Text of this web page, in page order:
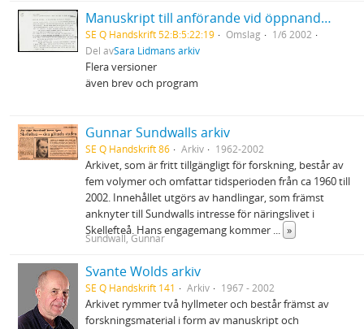
Manuskript till anförande vid öppnandet av den nordiska kongressen inom obstetrik och gynekologi i Umeå
SE Q Handskrift 52:B:5:22:19 Omslag
1/6 2002
Del avSara Lidmans arkiv
Flera versioner
även brev och program
Gunnar Sundwalls arkiv
SE Q Handskrift 86 Arkiv 1962-2002
Arkivet, som är fritt tillgängligt för forskning, består av
fem volymer och omfattar tidsperioden från ca 1960 till
2002. Innehållet utgörs av handlingar, som främst
anknyter till Sundwalls intresse för näringslivet i
Skellefteå. Hans engagemang kommer ... »
Sundwall, Gunnar
Svante Wolds arkiv
SE Q Handskrift 141 Arkiv 1967 - 2002
Arkivet rymmer två hyllmeter och består främst av
forskningsmaterial i form av manuskript och